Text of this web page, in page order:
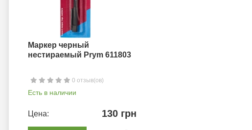
Маркер черный
нестираемый Prym 611803
0 отзыв(ов)
Есть в наличии
Цена: 130 грн